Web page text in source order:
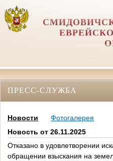
ПРЕСС-СЛУЖБА
Новости
Фотогалерея
Новость от 26.11.2025
Отказано в удовлетворении
обращении взыскания на